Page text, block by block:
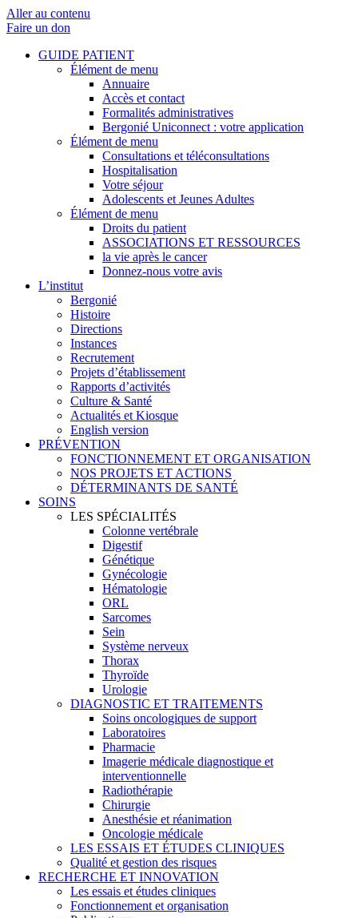
Aller au contenu
Faire un don
GUIDE PATIENT
Élément de menu
Annuaire
Accès et contact
Formalités administratives
Bergonié Uniconnect : votre application
Élément de menu
Consultations et téléconsultations
Hospitalisation
Votre séjour
Adolescents et Jeunes Adultes
Élément de menu
Droits du patient
ASSOCIATIONS ET RESSOURCES
la vie après le cancer
Donnez-nous votre avis
L’institut
Bergonié
Histoire
Directions
Instances
Recrutement
Projets d’établissement
Rapports d’activités
Culture & Santé
Actualités et Kiosque
English version
PRÉVENTION
FONCTIONNEMENT ET ORGANISATION
NOS PROJETS ET ACTIONS
DÉTERMINANTS DE SANTÉ
SOINS
LES SPÉCIALITÉS
Colonne vertébrale
Digestif
Génétique
Gynécologie
Hématologie
ORL
Sarcomes
Sein
Système nerveux
Thorax
Thyroïde
Urologie
DIAGNOSTIC ET TRAITEMENTS
Soins oncologiques de support
Laboratoires
Pharmacie
Imagerie médicale diagnostique et
interventionnelle
Radiothérapie
Chirurgie
Anesthésie et réanimation
Oncologie médicale
LES ESSAIS ET ÉTUDES CLINIQUES
Qualité et gestion des risques
RECHERCHE ET INNOVATION
Les essais et études cliniques
Fonctionnement et organisation